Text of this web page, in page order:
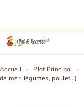
contenu
Accueil - Plat Principal -
de mer, légumes, poulet…)